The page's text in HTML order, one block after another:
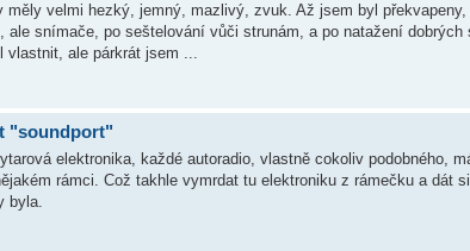
měly velmi hezký, jemný, mazlivý, zvuk. Až jsem byl
ale snímače, po seštelování vůči strunám, a po natažení
ale párkrát jsem ...
"soundport"
elektronika, každé autoradio, vlastně cokoliv podobného,
rámci. Což takhle vymrdat tu elektroniku z rámečku a dát
byla.